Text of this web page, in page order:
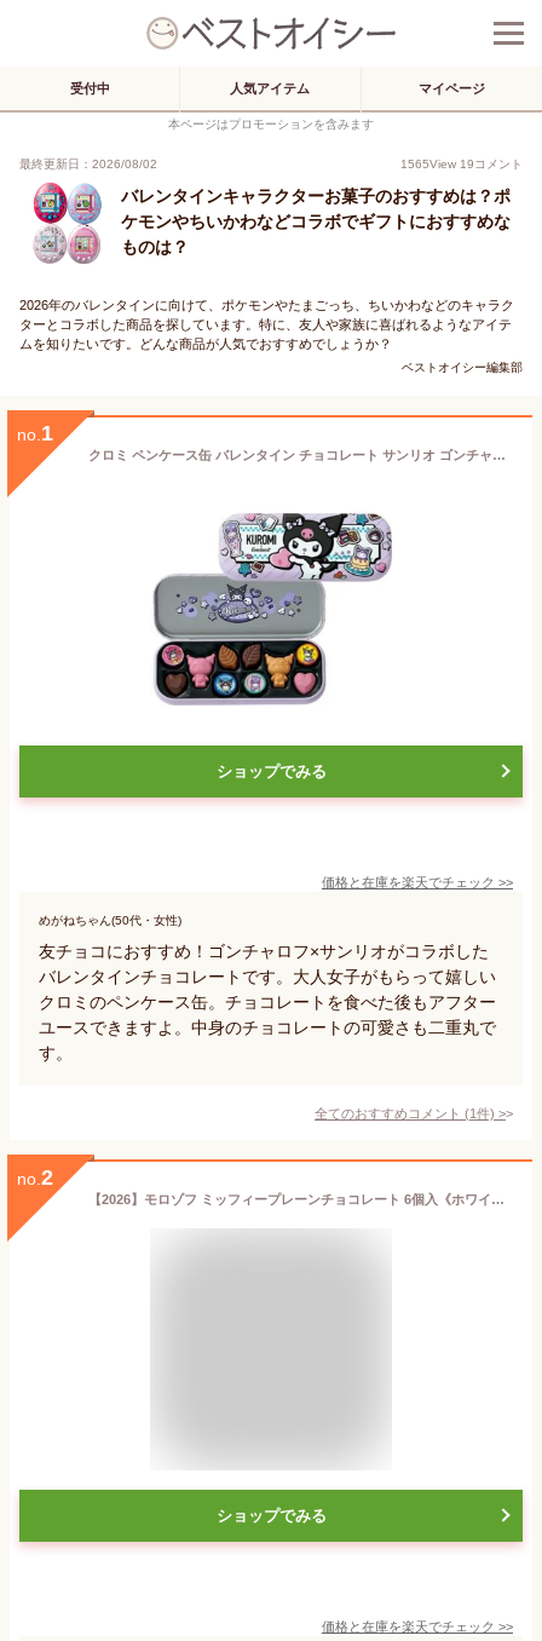
受付中 人気アイテム マイページ
本ページはプロモーションを含みます
最終更新日：2026/08/02 1565View 19コメント
バレンタインキャラクターお菓子のおすすめは？ポ
ケモンやちいかわなどコラボでギフトにおすすめな
ものは？
2026年のバレンタインに向けて、ポケモンやたまごっち、ちいかわなどのキャラク
ターとコラボした商品を探しています。特に、友人や家族に喜ばれるようなアイテ
ムを知りたいです。どんな商品が人気でおすすめでしょうか？
ベストオイシー編集部
no. 1
クロミ ペンケース缶 バレンタイン チョコレート サンリオ ゴンチャロフ 42g（10個） 島根倉庫
ショップでみる
価格と在庫を楽天でチェック >>
めがねちゃん(50代・女性)
友チョコにおすすめ！ゴンチャロフ×サンリオがコラボした
バレンタインチョコレートです。大人女子がもらって嬉しい
クロミのペンケース缶。チョコレートを食べた後もアフター
ユースできますよ。中身のチョコレートの可愛さも二重丸で
す。
全てのおすすめコメント (1件) >
no. 2
【2026】モロゾフ ミッフィープレーンチョコレート 6個入《ホワイトデー チョコ》ギフト用専用袋付き
ショップでみる
価格と在庫を楽天でチェック >>